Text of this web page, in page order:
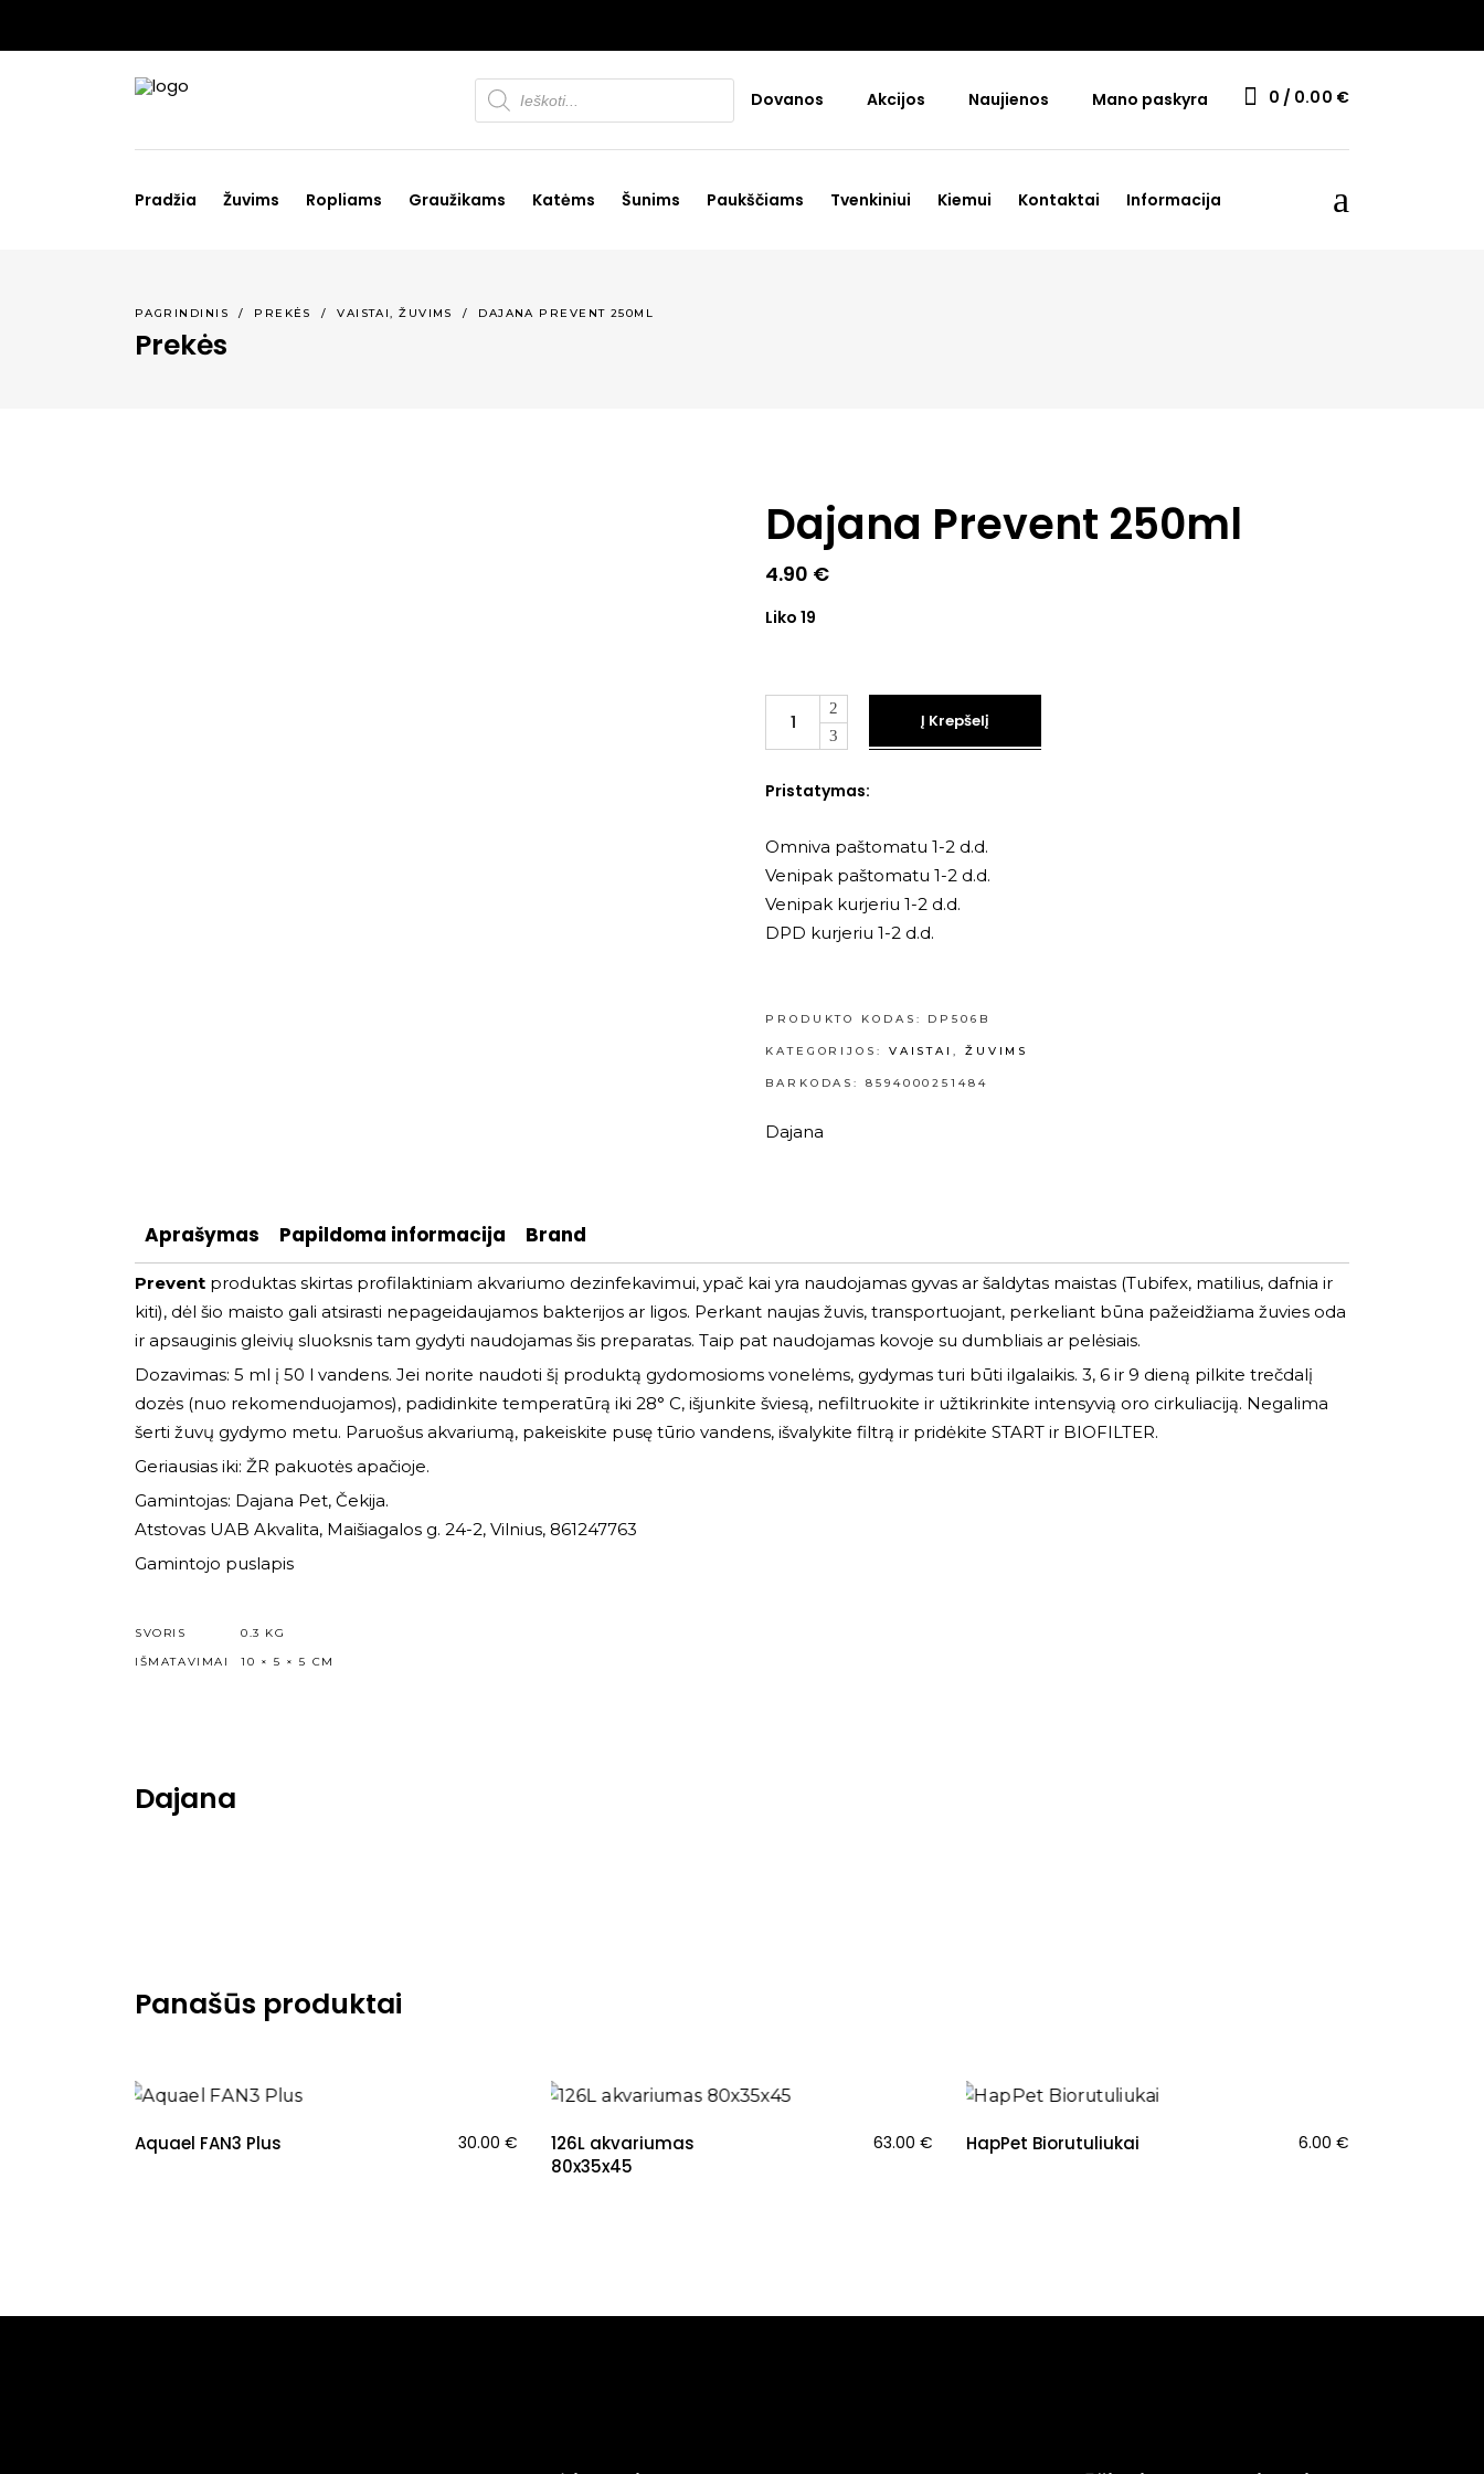
Products
search Dovanos Akcijos Naujienos Mano paskyra 0 0.00 €
Pradžia Žuvims Ropliams Graužikams Katėms Šunims Paukščiams Tvenkiniui Kiemui Kontaktai Informacija
PAGRINDINIS / PREKĖS /VAISTAI,ŽUVIMS / DAJANA PREVENT 250ML
Prekės
Dajana Prevent 250ml
4.90 €
Liko 19
Į Krepšelį
Pristatymas:
Omniva paštomatu 1-2 d.d.
Venipak paštomatu 1-2 d.d.
Venipak kurjeriu 1-2 d.d.
DPD kurjeriu 1-2 d.d.
PRODUKTO KODAS: DP506B
KATEGORIJOS: VAISTAI, ŽUVIMS
BARKODAS: 8594000251484
Dajana
Aprašymas Papildoma informacija Brand
Prevent produktas skirtas profilaktiniam akvariumo dezinfekavimui, ypač kai yra naudojamas gyvas ar šaldytas maistas (Tubifex, matilius, dafnia ir
kiti), dėl šio maisto gali atsirasti nepageidaujamos bakterijos ar ligos. Perkant naujas žuvis, transportuojant, perkeliant būna pažeidžiama žuvies oda
ir apsauginis gleivių sluoksnis tam gydyti naudojamas šis preparatas. Taip pat naudojamas kovoje su dumbliais ar pelėsiais.
Dozavimas: 5 ml į 50 l vandens. Jei norite naudoti šį produktą gydomosioms vonelėms, gydymas turi būti ilgalaikis. 3, 6 ir 9 dieną pilkite trečdalį
dozės (nuo rekomenduojamos), padidinkite temperatūrą iki 28° C, išjunkite šviesą, nefiltruokite ir užtikrinkite intensyvią oro cirkuliaciją. Negalima
šerti žuvų gydymo metu. Paruošus akvariumą, pakeiskite pusę tūrio vandens, išvalykite filtrą ir pridėkite START ir BIOFILTER.
Geriausias iki: ŽR pakuotės apačioje.
Gamintojas: Dajana Pet, Čekija.
Atstovas UAB Akvalita, Maišiagalos g. 24-2, Vilnius, 861247763
Gamintojo puslapis
SVORIS
0.3 KG
IŠMATAVIMAI
10 × 5 × 5 CM
Dajana
Panašūs produktai
Aquael FAN3 Plus 30.00 €
126L akvariumas
80x35x45
63.00€ HapPet Biorutuliukai 6.00 €